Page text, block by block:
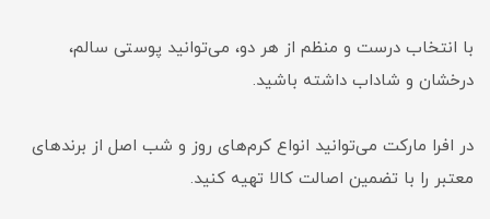
با انتخاب درست و منظم از هر دو، می‌توانید پوستی سالم،
درخشان و شاداب داشته باشید.
در افرا مارکت می‌توانید انواع کرم‌های روز و شب اصل از برندهای
معتبر را با تضمین اصالت کالا تهیه کنید.